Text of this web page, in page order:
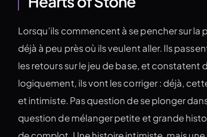
Lorsqu’ils commencent à se pencher sur la
déjà à peu près où ils veulent aller. Ils
les retours sur le jeu de base, et constatent
logiquement, ils vont les corriger : déjà,
et intimiste. Pas question de se plonger
question de mélanger petite et grande